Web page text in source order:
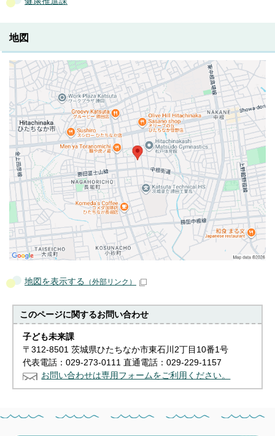
地図
地図を表示する （外部リンク）
このページに関するお問い合わせ
子ども未来課
〒312-8501 茨城県ひたちなか市東石川2丁目10番1号
代表電話：029-273-0111 直通電話：029-229-1157
お問い合わせは専用フォームをご利用ください。